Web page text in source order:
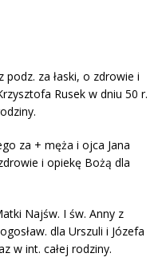
za łaski, o zdrowie i
Rusek w dniu 50 r.
za + męża i ojca Jana
i opiekę Bożą dla
Najśw. I św. Anny z
dla Urszuli i Józefa
w int. całej rodziny.